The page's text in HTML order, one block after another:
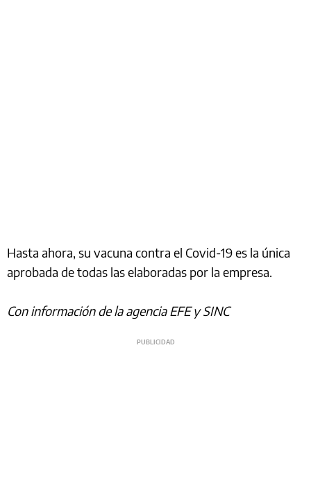
Hasta ahora, su vacuna contra el Covid-19 es la única
aprobada de todas las elaboradas por la empresa.
Con información de la agencia EFE y SINC